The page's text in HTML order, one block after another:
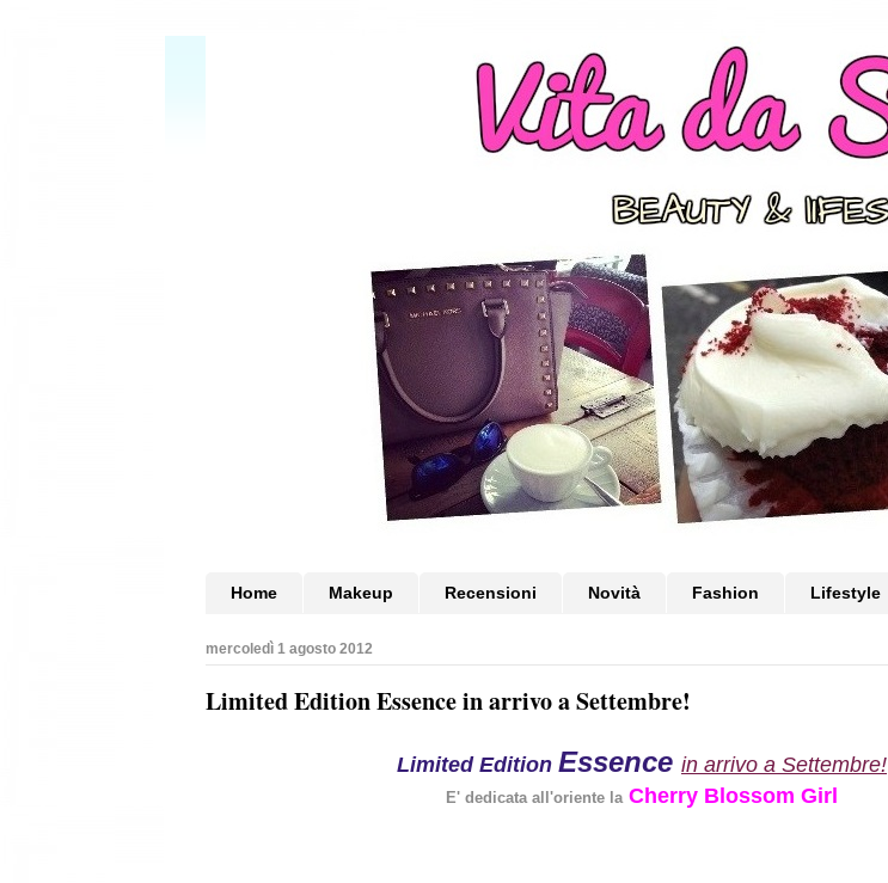
Home Makeup Recensioni Novità Fashion Lifestyle
mercoledì 1 agosto 2012
Limited Edition Essence in arrivo a Settembre!
Limited Edition Essence in arrivo a Settembre!
E' dedicata all'oriente la Cherry Blossom Girl